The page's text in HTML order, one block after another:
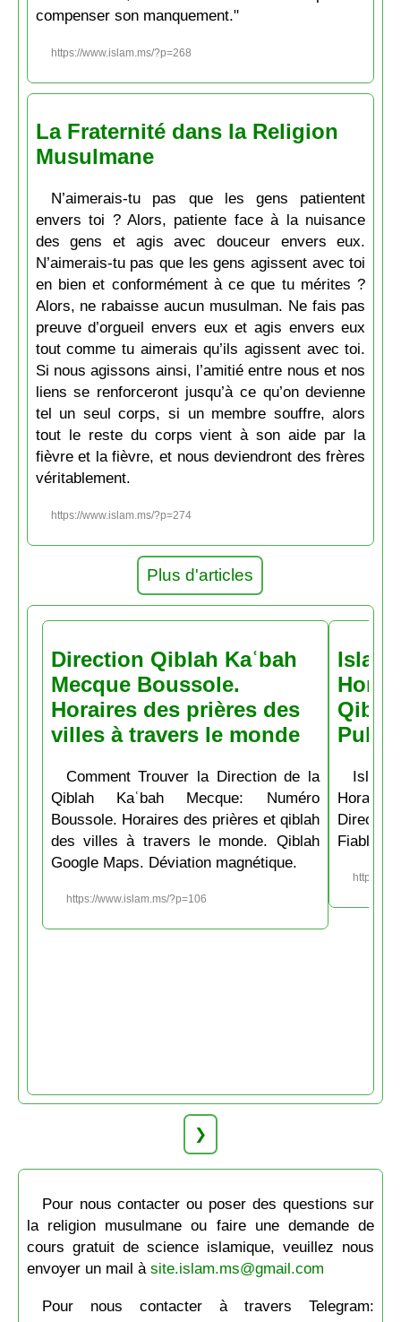
compenser son manquement."
https://www.islam.ms/?p=268
La Fraternité dans la Religion
Musulmane
N’aimerais-tu pas que les gens patientent
envers toi ? Alors, patiente face à la nuisance
des gens et agis avec douceur envers eux.
N’aimerais-tu pas que les gens agissent avec toi
en bien et conformément à ce que tu mérites ?
Alors, ne rabaisse aucun musulman. Ne fais pas
preuve d’orgueil envers eux et agis envers eux
tout comme tu aimerais qu’ils agissent avec toi.
Si nous agissons ainsi, l’amitié entre nous et nos
liens se renforceront jusqu’à ce qu’on devienne
tel un seul corps, si un membre souffre, alors
tout le reste du corps vient à son aide par la
fièvre et la fièvre, et nous deviendront des frères
véritablement.
https://www.islam.ms/?p=274
Plus d'articles
Direction Qiblah Kaʿbah
Mecque Boussole.
Horaires des prières des
villes à travers le monde
Comment Trouver la Direction de la
Qiblah Kaʿbah Mecque: Numéro
Boussole. Horaires des prières et qiblah
des villes à travers le monde. Qiblah
Google Maps. Déviation magnétique.
https://www.islam.ms/?p=106
Pubs
Fiable et
https://
❯
Pour nous contacter ou poser des questions sur
la religion musulmane ou faire une demande de
cours gratuit de science islamique, veuillez nous
envoyer un mail à site.islam.ms@gmail.com
Pour nous contacter à travers Telegram: